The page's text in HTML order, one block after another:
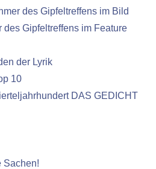
des Gipfeltreffens im Bild
des Gipfeltreffens im Feature
der Lyrik
10
DAS GEDICHT
Sachen!